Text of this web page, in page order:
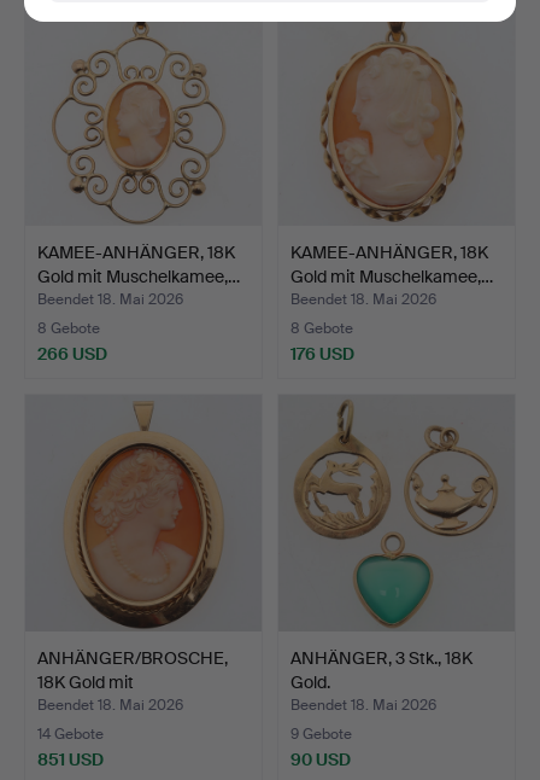
KAMEE-ANHÄNGER, 18K
Gold mit Muschelkamee,…
Beendet 18. Mai 2026
8 Gebote
266 USD
KAMEE-ANHÄNGER, 18K
Gold mit Muschelkamee,…
Beendet 18. Mai 2026
8 Gebote
176 USD
ANHÄNGER/BROSCHE,
18K Gold mit
Muschelkame…
Beendet 18. Mai 2026
14 Gebote
851 USD
ANHÄNGER, 3 Stk., 18K
Gold.
Beendet 18. Mai 2026
9 Gebote
90 USD